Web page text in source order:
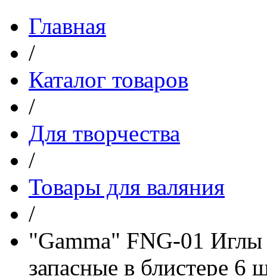
Главная
/
Каталог товаров
/
Для творчества
/
Товары для валяния
/
"Gamma" FNG-01 Иглы
запасные в блистере 6